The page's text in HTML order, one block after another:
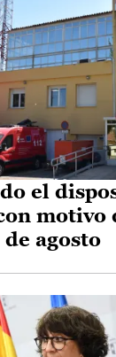
el
motivo
agosto